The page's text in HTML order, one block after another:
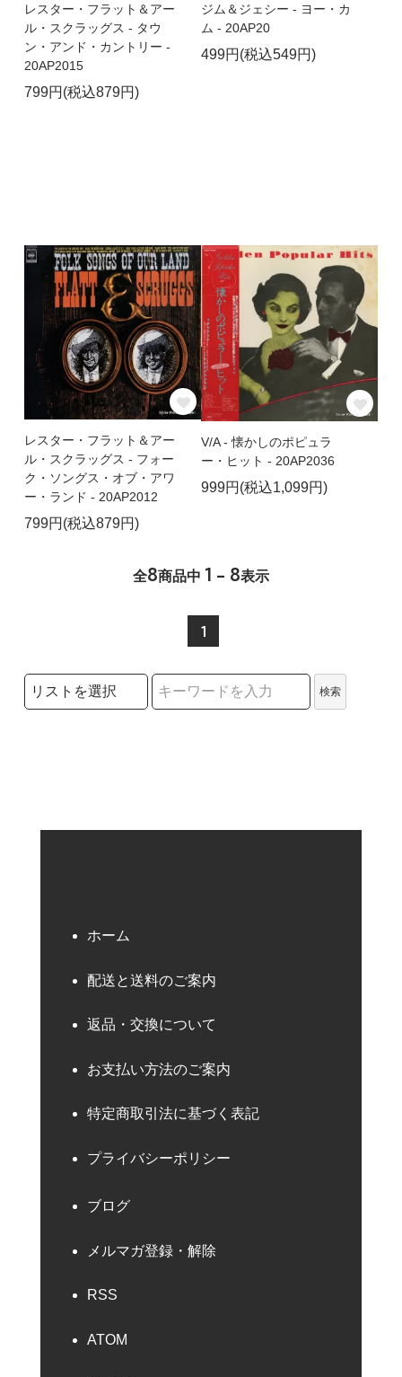
レスター・フラット＆アー
ル・スクラッグス - タウ
ン・アンド・カントリー -
20AP2015
799円(税込879円)
ジム＆ジェシー - ヨー・カ
ム - 20AP20
499円(税込549円)
レスター・フラット＆アー
ル・スクラッグス - フォー
ク・ソングス・オブ・アワ
ー・ランド - 20AP2012
799円(税込879円)
V/A - 懐かしのポピュラ
ー・ヒット - 20AP2036
999円(税込1,099円)
全8商品中 1 - 8表示
1
検索リストの選択
検索
ホーム
配送と送料のご案内
返品・交換について
お支払い方法のご案内
特定商取引法に基づく表記
プライバシーポリシー
ブログ
メルマガ登録・解除
RSS
ATOM